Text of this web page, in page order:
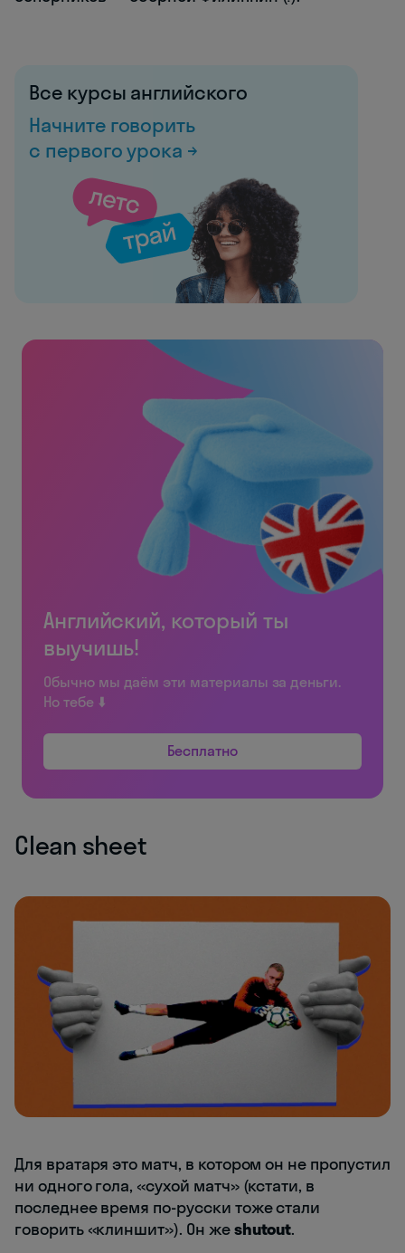
Все курсы английского
Начните говорить
с первого урока →
Английский, который ты
выучишь!
Обычно мы даём эти материалы за деньги.
Но тебе ⬇️
Бесплатно
Clean sheet
Для вратаря это матч, в котором он не пропустил
ни одного гола, «сухой матч» (кстати, в
последнее время по-русски тоже стали
говорить «клиншит»). Он жеshutout.